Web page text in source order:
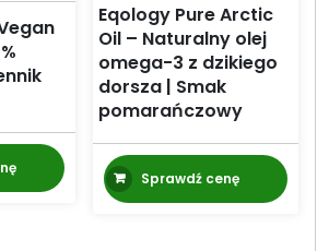
Eqology Pure Arctic
Oil – Naturalny olej
omega-3 z dzikiego
dorsza | Smak
pomarańczowy
Sprawdź cenę